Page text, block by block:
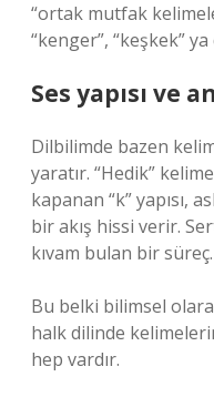
“ortak mutfak
“kenger”, “keşkek”
Ses yapısı ve
Dilbilimde bazen
yaratır. “Hedik”
kapanan “k” yapısı,
bir akış hissi verir.
kıvam bulan bir
Bu belki bilimsel
halk dilinde
hep vardır.